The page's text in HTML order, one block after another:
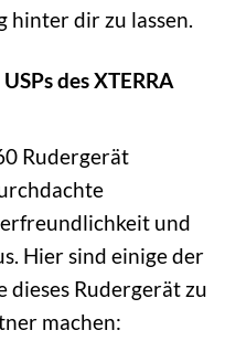
hinter dir zu lassen.
des XTERRA
Rudergerät
und
Hier sind einige der
dieses Rudergerät zu
machen: